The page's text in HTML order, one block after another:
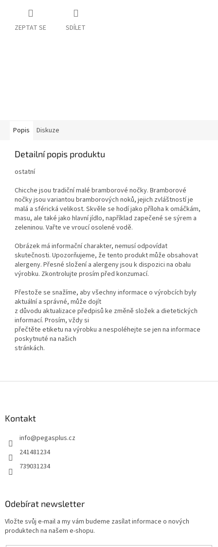
ZEPTAT SE SDÍLET
Popis Diskuze
Detailní popis produktu
ostatní
Chicche jsou tradiční malé bramborové nočky. Bramborové
nočky jsou variantou bramborových noků, jejich zvláštností je
malá a sférická velikost. Skvěle se hodí jako příloha k omáčkám,
masu, ale také jako hlavní jídlo, například zapečené se sýrem a
zeleninou. Vařte ve vroucí osolené vodě.
Obrázek má informační charakter, nemusí odpovídat
skutečnosti. Upozorňujeme, že tento produkt může obsahovat
alergeny. Přesné složení a alergeny jsou k dispozici na obalu
výrobku. Zkontrolujte prosím před konzumací.
Přestože se snažíme, aby všechny informace o výrobcích byly
aktuální a správné, může dojít
z důvodu aktualizace předpisů ke změně složek a dietetických
informací. Prosím, vždy si
přečtěte etiketu na výrobku a nespoléhejte se jen na informace
poskytnuté na našich
stránkách.
Kontakt
info@pegasplus.cz
241481234
739031234
Odebírat newsletter
Vložte svůj e-mail a my vám budeme zasílat informace o nových
produktech na našem e-shopu.